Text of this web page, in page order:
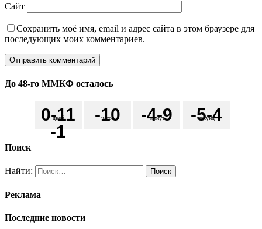
Сайт
Сохранить моё имя, email и адрес сайта в этом браузере для
последующих моих комментариев.
До 48-го ММКФ осталось
дней
0-11
-1
часов
-10 минут
-4-9 секунд
-5-4
Поиск
Найти:
Реклама
Последние новости